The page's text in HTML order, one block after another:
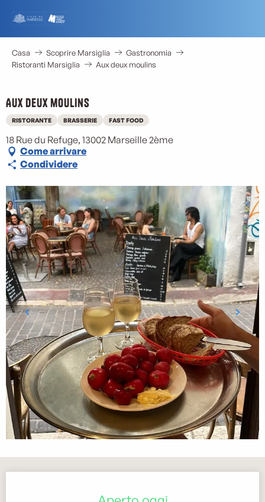
contenu
principal
Casa Scoprire Marsiglia
Gastronomia
Ristoranti Marsiglia
Aux deux moulins
Aux deux moulins
RISTORANTE BRASSERIE FAST FOOD
18 Rue du Refuge, 13002 Marseille 2ème
Come arrivare
Condividere